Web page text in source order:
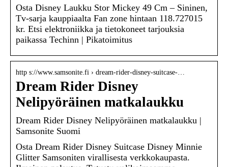
Osta Disney Laukku Stor Mickey 49 Cm – Sininen,
Tv-sarja kauppiaalta Fan zone hintaan 118.727015
kr. Etsi elektroniikka ja tietokoneet tarjouksia
paikassa Techinn | Pikatoimitus
http s://www.samsonite.fi › dream-rider-disney-suitcase-…
Dream Rider Disney
Nelipyöräinen matkalaukku
Dream Rider Disney Nelipyöräinen matkalaukku |
Samsonite Suomi
Osta Dream Rider Disney Suitcase Disney Minnie
Glitter Samsoniten virallisesta verkkokaupasta.